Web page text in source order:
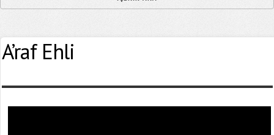
A’raf Ehli
Yaşadığınız Hatanın Ayrıntıları